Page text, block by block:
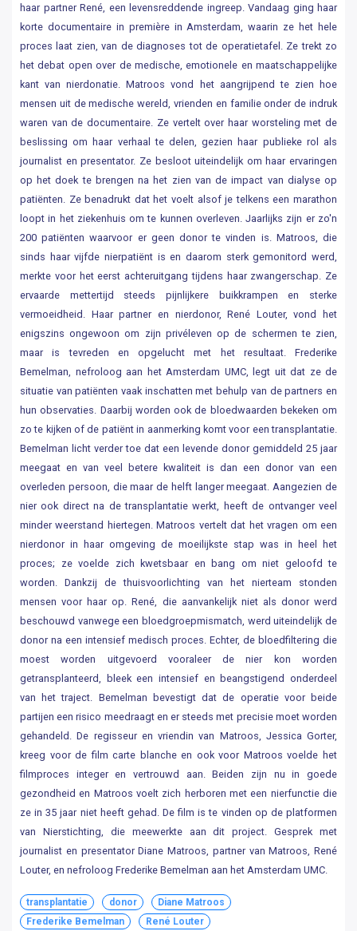
haar partner René, een levensreddende ingreep. Vandaag ging haar
korte documentaire in première in Amsterdam, waarin ze het hele
proces laat zien, van de diagnoses tot de operatietafel. Ze trekt zo
het debat open over de medische, emotionele en maatschappelijke
kant van nierdonatie. Matroos vond het aangrijpend te zien hoe
mensen uit de medische wereld, vrienden en familie onder de indruk
waren van de documentaire. Ze vertelt over haar worsteling met de
beslissing om haar verhaal te delen, gezien haar publieke rol als
journalist en presentator. Ze besloot uiteindelijk om haar ervaringen
op het doek te brengen na het zien van de impact van dialyse op
patiënten. Ze benadrukt dat het voelt alsof je telkens een marathon
loopt in het ziekenhuis om te kunnen overleven. Jaarlijks zijn er zo'n
200 patiënten waarvoor er geen donor te vinden is. Matroos, die
sinds haar vijfde nierpatiënt is en daarom sterk gemonitord werd,
merkte voor het eerst achteruitgang tijdens haar zwangerschap. Ze
ervaarde mettertijd steeds pijnlijkere buikkrampen en sterke
vermoeidheid. Haar partner en nierdonor, René Louter, vond het
enigszins ongewoon om zijn privéleven op de schermen te zien,
maar is tevreden en opgelucht met het resultaat. Frederike
Bemelman, nefroloog aan het Amsterdam UMC, legt uit dat ze de
situatie van patiënten vaak inschatten met behulp van de partners en
hun observaties. Daarbij worden ook de bloedwaarden bekeken om
zo te kijken of de patiënt in aanmerking komt voor een transplantatie.
Bemelman licht verder toe dat een levende donor gemiddeld 25 jaar
meegaat en van veel betere kwaliteit is dan een donor van een
overleden persoon, die maar de helft langer meegaat. Aangezien de
nier ook direct na de transplantatie werkt, heeft de ontvanger veel
minder weerstand hiertegen. Matroos vertelt dat het vragen om een
nierdonor in haar omgeving de moeilijkste stap was in heel het
proces; ze voelde zich kwetsbaar en bang om niet geloofd te
worden. Dankzij de thuisvoorlichting van het nierteam stonden
mensen voor haar op. René, die aanvankelijk niet als donor werd
beschouwd vanwege een bloedgroepmismatch, werd uiteindelijk de
donor na een intensief medisch proces. Echter, de bloedfiltering die
moest worden uitgevoerd vooraleer de nier kon worden
getransplanteerd, bleek een intensief en beangstigend onderdeel
van het traject. Bemelman bevestigt dat de operatie voor beide
partijen een risico meedraagt en er steeds met precisie moet worden
gehandeld. De regisseur en vriendin van Matroos, Jessica Gorter,
kreeg voor de film carte blanche en ook voor Matroos voelde het
filmproces integer en vertrouwd aan. Beiden zijn nu in goede
gezondheid en Matroos voelt zich herboren met een nierfunctie die
ze in 35 jaar niet heeft gehad. De film is te vinden op de platformen
van Nierstichting, die meewerkte aan dit project. Gesprek met
journalist en presentator Diane Matroos, partner van Matroos, René
Louter, en nefroloog Frederike Bemelman aan het Amsterdam UMC.
transplantatie donor
Diane Matroos
Frederike Bemelman
René Louter